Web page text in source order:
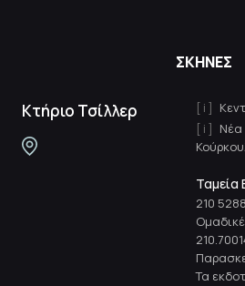
ΣΚΗΝΕΣ
Κτήριο Τσίλλερ
Νέα
Ταμεία
210
Τα